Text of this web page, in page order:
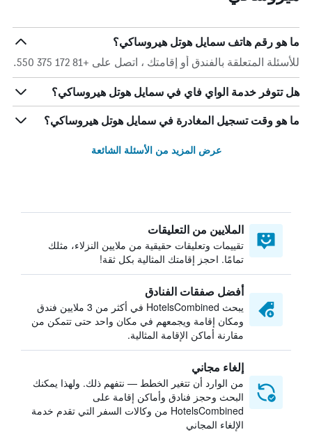
ما هو رقم هاتف سمايل هوتل هيروساكي؟
للأسئلة المتعلقة بالفندق أو إقامتك ، اتصل على +81 172 375 550.
هل تتوفر خدمة الواي فاي في سمايل هوتل هيروساكي؟
ما هو وقت تسجيل المغادرة في سمايل هوتل هيروساكي؟
عرض المزيد من الأسئلة الشائعة
الملايين من التعليقات
تقييمات وتعليقات حقيقية من ملايين النزلاء، مثلك
تمامًا. احجز إقامتك المثالية بكل ثقة!
أفضل صفقات الفنادق
يبحث HotelsCombined في أكثر من 3 ملايين فندق
ومكان إقامة ويجمعهم في مكان واحد حتى تتمكن من
مقارنة أماكن الإقامة المثالية.
إلغاء مجاني
من الوارد أن تتغير الخطط — نتفهم ذلك. ولهذا يمكنك
البحث وحجز فنادق وأماكن إقامة على
HotelsCombined من وكالات السفر التي تقدم خدمة
الإلغاء المجاني